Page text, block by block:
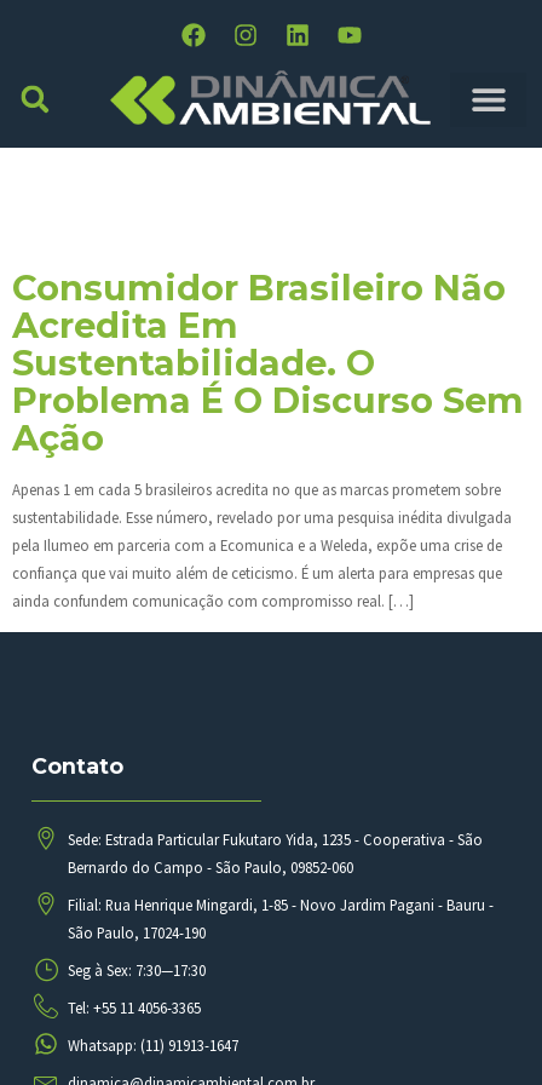
Consumidor Brasileiro Não
Acredita Em
Sustentabilidade. O
Problema É O Discurso Sem
Ação
Apenas 1 em cada 5 brasileiros acredita no que as marcas prometem sobre
sustentabilidade. Esse número, revelado por uma pesquisa inédita divulgada
pela Ilumeo em parceria com a Ecomunica e a Weleda, expõe uma crise de
confiança que vai muito além de ceticismo. É um alerta para empresas que
ainda confundem comunicação com compromisso real. […]
Contato
Sede: Estrada Particular Fukutaro Yida, 1235 - Cooperativa - São
Bernardo do Campo - São Paulo, 09852-060
Filial: Rua Henrique Mingardi, 1-85 - Novo Jardim Pagani - Bauru -
São Paulo, 17024-190
Seg à Sex: 7:30—17:30
Tel: +55 11 4056-3365
Whatsapp: (11) 91913-1647